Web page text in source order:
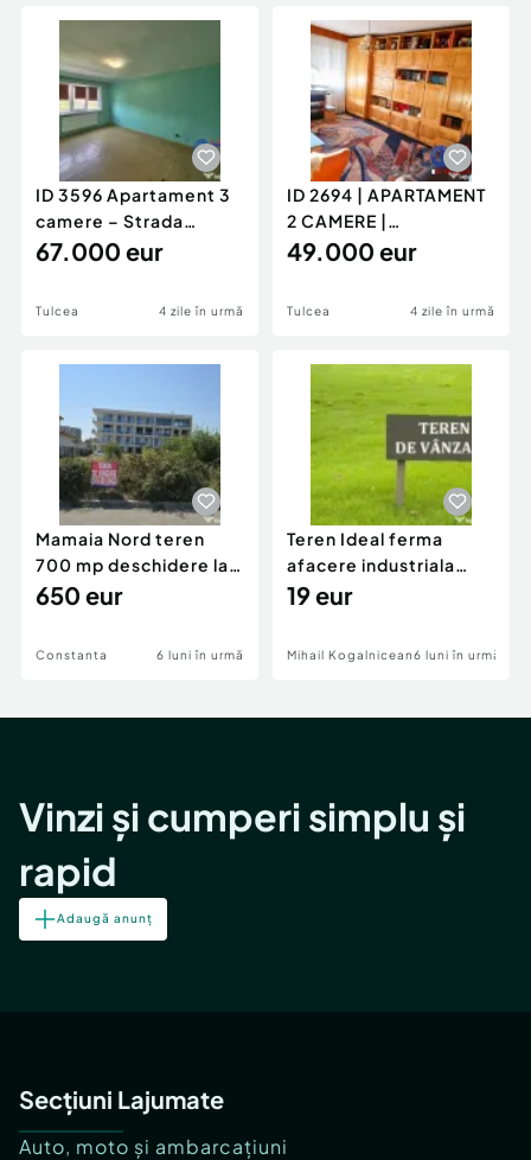
Animale de companie
Afaceri și echipamente profesionale
Inchiriere Bunuri si Vehicule
Utilaje agricole si industriale
Piese auto si accesorii
Dacia Duster
ID 3596 Apartament 3
camere – Strada
Sabinelor
67.000 eur
Tulcea 4 zile în urmă
ID 2694 | APARTAMENT
2 CAMERE |
DECOMANDAT |
49.000 eur
Tulcea 4 zile în urmă
Mamaia Nord teren
700 mp deschidere la
D24 si D25
650 eur
Constanta 6 luni în urmă
Teren Ideal ferma
afacere industriala
deschidere 71 ml la
19 eur
Mihail Kogalniceanu6 luni în urmă
Vinzi și cumperi simplu și
rapid
Adaugă anunț
Secțiuni Lajumate
Auto, moto și ambarcațiuni